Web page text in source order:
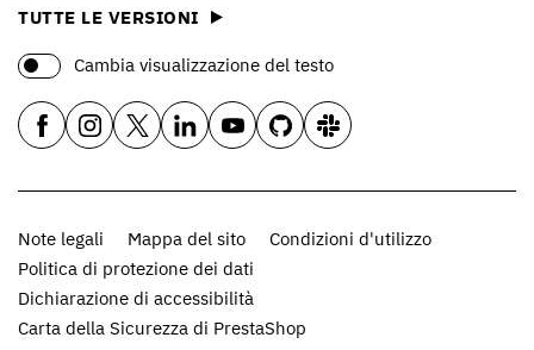
TUTTE LE VERSIONI
Cambia visualizzazione del testo
Note legali Mappa del sito
Condizioni d'utilizzo
Politica di protezione dei dati
Dichiarazione di accessibilità
Carta della Sicurezza di PrestaShop